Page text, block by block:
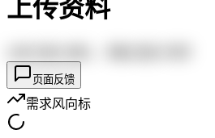
上传资料
页面反馈
需求风向标